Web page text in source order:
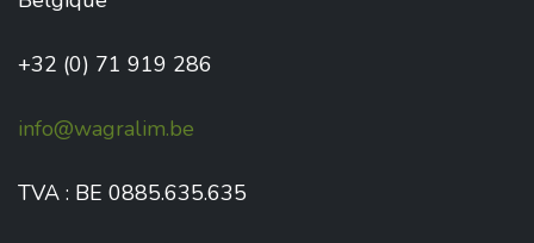
+32 (0) 71 919 286
info@wagralim.be
TVA : BE 0885.635.635